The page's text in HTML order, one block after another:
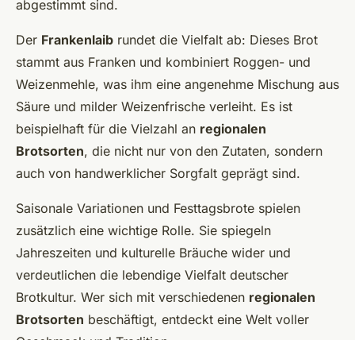
abgestimmt sind.
Der Frankenlaib rundet die Vielfalt ab: Dieses Brot
stammt aus Franken und kombiniert Roggen- und
Weizenmehle, was ihm eine angenehme Mischung aus
Säure und milder Weizenfrische verleiht. Es ist
beispielhaft für die Vielzahl an regionalen
Brotsorten, die nicht nur von den Zutaten, sondern
auch von handwerklicher Sorgfalt geprägt sind.
Saisonale Variationen und Festtagsbrote spielen
zusätzlich eine wichtige Rolle. Sie spiegeln
Jahreszeiten und kulturelle Bräuche wider und
verdeutlichen die lebendige Vielfalt deutscher
Brotkultur. Wer sich mit verschiedenen regionalen
Brotsorten beschäftigt, entdeckt eine Welt voller